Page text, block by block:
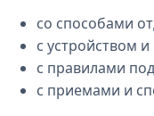
со способами
с устройством
с правилами
с приемами и